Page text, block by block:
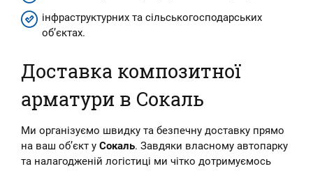
інфраструктурних та сільськогосподарських
об’єктах.
Доставка композитної
арматури в Сокаль
Ми організуємо швидку та безпечну доставку прямо
на ваш об’єкт у Сокаль. Завдяки власному автопарку
та налагодженій логістиці ми чітко дотримуємось